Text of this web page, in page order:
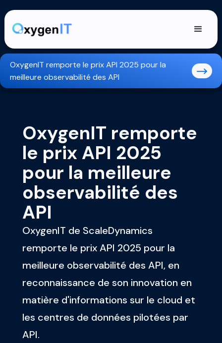
OxygenIT remporte le prix API 2025 pour la
meilleure observabilité des API
OxygenIT remporte
le prix API 2025
pour la meilleure
observabilité des
API
OxygenIT de ScaleDynamics
remporte le prix API 2025 pour la
meilleure observabilité des API, en
reconnaissance de son innovation en
matière d'informations sur le cloud et
les centres de données pilotées par
API.